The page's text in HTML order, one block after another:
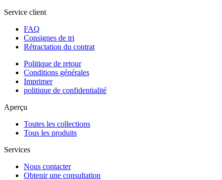
Service client
FAQ
Consignes de tri
Rétractation du contrat
Politique de retour
Conditions générales
Imprimer
politique de confidentialité
Aperçu
Toutes les collections
Tous les produits
Services
Nous contacter
Obtenir une consultation